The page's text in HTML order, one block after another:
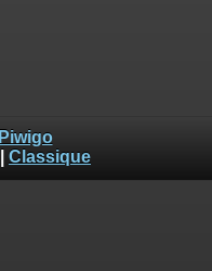
Piwigo
Classique